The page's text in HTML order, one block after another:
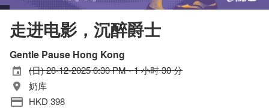
走进电影，沉醉爵士
Gentle Pause Hong Kong
(日) 28-12-2025 6:30 PM - 1 小时 30 分
奶库
HKD 398